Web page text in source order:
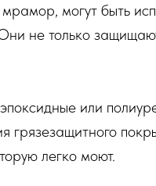
могут быть
не только
или
грязезащитного
легко моют.